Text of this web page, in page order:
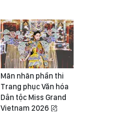
Mãn nhãn phần thi
Trang phục Văn hóa
Dân tộc Miss Grand
Vietnam 2026